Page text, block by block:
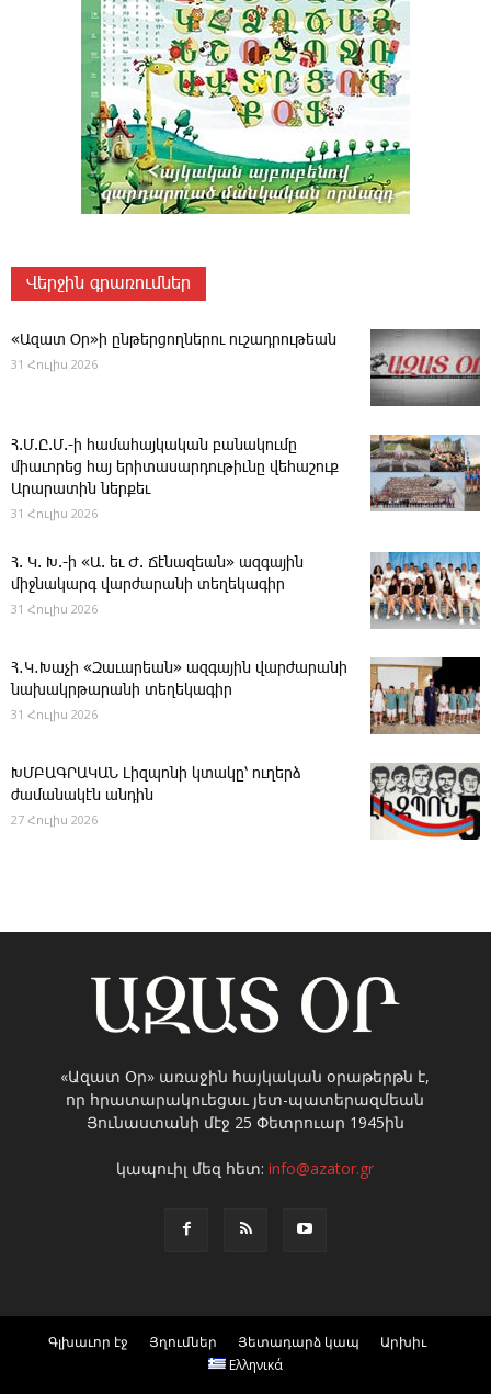
Վերջին գրառումներ
«Ազատ Օր»ի ընթերցողներու ուշադրութեան
31 Հուլիս 2026
Հ.Մ.Ը.Մ.-ի համահայկական բանակումը
միաւորեց հայ երիտասարդութիւնը վեհաշուք
Արարատին ներքեւ
31 Հուլիս 2026
Հ. Կ. Խ.-ի «Ա. եւ Ժ. ­Ճէնազեան» ազգային
միջնակարգ վարժարանի տեղեկագիր
31 Հուլիս 2026
Հ․Կ․Խաչի «Զաւարեան» ազգային վարժարանի
նախակրթարանի տեղեկագիր
31 Հուլիս 2026
ԽՄԲԱԳՐԱԿԱՆ ­Լիզպոնի կտակը՝ ուղերձ
ժամանակէն անդին
27 Հուլիս 2026
«Ազատ Օր» առաջին հայկական օրաթերթն է,
որ հրատարակուեցաւ յետ-պատերազմեան
Յունաստանի մէջ 25 Փետրուար 1945ին
կապուիլ մեզ հետ:info@azator.gr
Գլխաւոր էջ Յղումներ Յետադարձ կապ
Արխիւ
Ελληνικά